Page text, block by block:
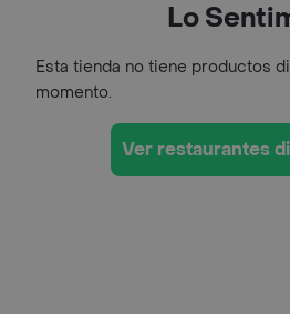
Lo
Esta tienda no tiene productos
momento.
Ver restaurantes